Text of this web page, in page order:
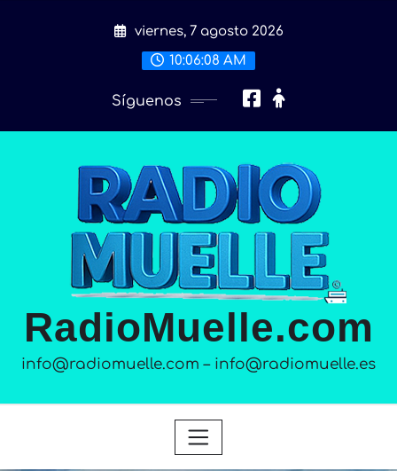
viernes, 7 agosto 2026
10:06:10 AM
Síguenos
RadioMuelle.com
info@radiomuelle.com – info@radiomuelle.es